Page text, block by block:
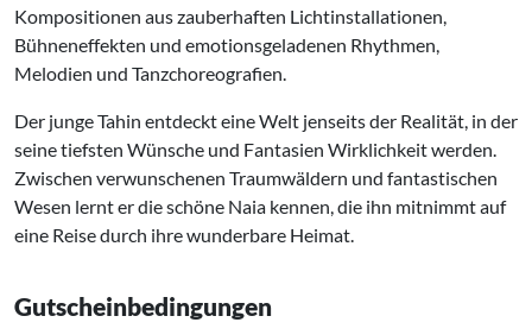
Kompositionen aus zauberhaften Lichtinstallationen,
Bühneneffekten und emotionsgeladenen Rhythmen,
Melodien und Tanzchoreografien.
Der junge Tahin entdeckt eine Welt jenseits der Realität, in der
seine tiefsten Wünsche und Fantasien Wirklichkeit werden.
Zwischen verwunschenen Traumwäldern und fantastischen
Wesen lernt er die schöne Naia kennen, die ihn mitnimmt auf
eine Reise durch ihre wunderbare Heimat.
Gutscheinbedingungen